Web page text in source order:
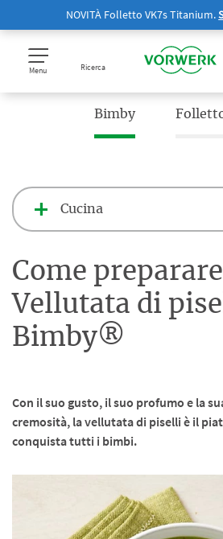
NOVITÀ Folletto VK7s Titanium.
Menu Ricerca
Bimby
Cucina
Come
Vellutata di
Bimby®
Con il suo gusto, il suo profumo e la
cremosità, la vellutata di piselli è il
conquista tutti i bimbi.